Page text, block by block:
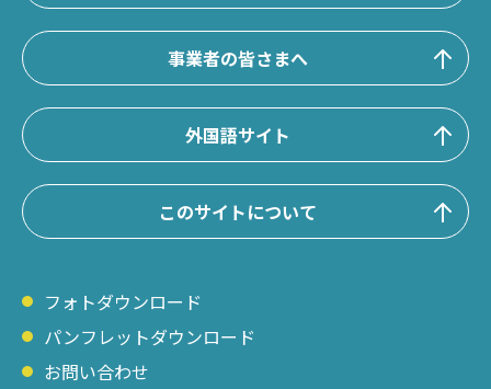
事業者の皆さまへ
外国語サイト
このサイトについて
フォトダウンロード
パンフレットダウンロード
お問い合わせ